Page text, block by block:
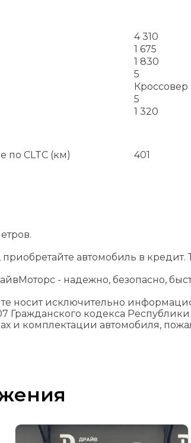
4 310
1 675
1 830
5
Кроссовер
5
1 320
по CLTC (км)
401
приобретайте автомобиль в
- надежно, безопасно,
носит исключительно
Гражданского кодекса
и комплектации автомобиля,